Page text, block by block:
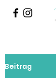
Beitrag